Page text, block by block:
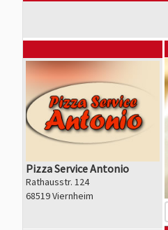
Pizza Service Antonio
Rathausstr. 124
68519 Viernheim